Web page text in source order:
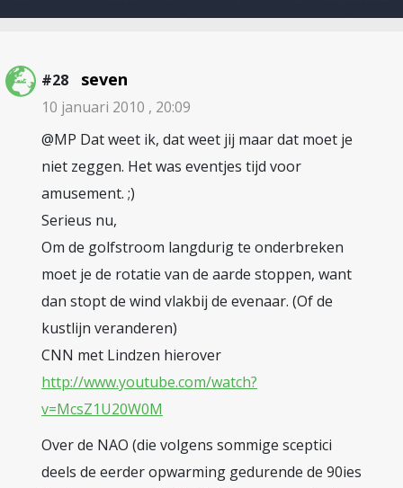
#28 seven
10 januari 2010 , 20:09
@MP Dat weet ik, dat weet jij maar dat moet je
niet zeggen. Het was eventjes tijd voor
amusement. ;)
Serieus nu,
Om de golfstroom langdurig te onderbreken
moet je de rotatie van de aarde stoppen, want
dan stopt de wind vlakbij de evenaar. (Of de
kustlijn veranderen)
CNN met Lindzen hierover
http://www.youtube.com/watch?
v=McsZ1U20W0M
Over de NAO (die volgens sommige sceptici
deels de eerder opwarming gedurende de 90ies